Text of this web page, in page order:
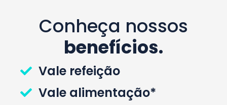
Conheça nossos
benefícios.
Vale refeição
Vale alimentação*